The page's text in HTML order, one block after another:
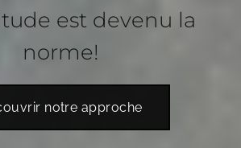
est devenu la
norme!
notre approche